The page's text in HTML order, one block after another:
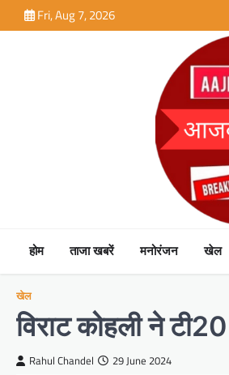
to
Fri, Aug 7, 2026
होम ताजा खबरें मनोरंजन खेल
खेल
विराट कोहली ने
Rahul Chandel 29 June 2024